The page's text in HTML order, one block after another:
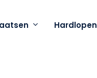
Hardlopen